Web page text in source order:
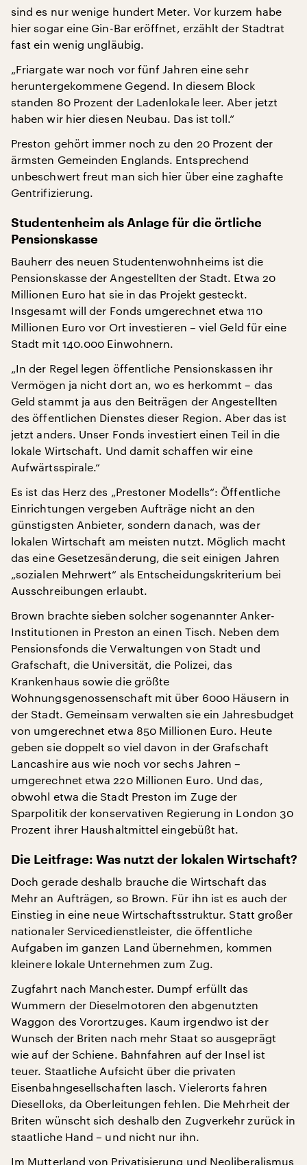
sind es nur wenige hundert Meter. Vor kurzem habe
hier sogar eine Gin-Bar eröffnet, erzählt der Stadtrat
fast ein wenig ungläubig.
„Friargate war noch vor fünf Jahren eine sehr
heruntergekommene Gegend. In diesem Block
standen 80 Prozent der Ladenlokale leer. Aber jetzt
haben wir hier diesen Neubau. Das ist toll.“
Preston gehört immer noch zu den 20 Prozent der
ärmsten Gemeinden Englands. Entsprechend
unbeschwert freut man sich hier über eine zaghafte
Gentrifizierung.
Studentenheim als Anlage für die örtliche
Pensionskasse
Bauherr des neuen Studentenwohnheims ist die
Pensionskasse der Angestellten der Stadt. Etwa 20
Millionen Euro hat sie in das Projekt gesteckt.
Insgesamt will der Fonds umgerechnet etwa 110
Millionen Euro vor Ort investieren – viel Geld für eine
Stadt mit 140.000 Einwohnern.
„In der Regel legen öffentliche Pensionskassen ihr
Vermögen ja nicht dort an, wo es herkommt – das
Geld stammt ja aus den Beiträgen der Angestellten
des öffentlichen Dienstes dieser Region. Aber das ist
jetzt anders. Unser Fonds investiert einen Teil in die
lokale Wirtschaft. Und damit schaffen wir eine
Aufwärtsspirale.“
Es ist das Herz des „Prestoner Modells“: Öffentliche
Einrichtungen vergeben Aufträge nicht an den
günstigsten Anbieter, sondern danach, was der
lokalen Wirtschaft am meisten nutzt. Möglich macht
das eine Gesetzesänderung, die seit einigen Jahren
„sozialen Mehrwert“ als Entscheidungskriterium bei
Ausschreibungen erlaubt.
Brown brachte sieben solcher sogenannter Anker-
Institutionen in Preston an einen Tisch. Neben dem
Pensionsfonds die Verwaltungen von Stadt und
Grafschaft, die Universität, die Polizei, das
Krankenhaus sowie die größte
Wohnungsgenossenschaft mit über 6000 Häusern in
der Stadt. Gemeinsam verwalten sie ein Jahresbudget
von umgerechnet etwa 850 Millionen Euro. Heute
geben sie doppelt so viel davon in der Grafschaft
Lancashire aus wie noch vor sechs Jahren –
umgerechnet etwa 220 Millionen Euro. Und das,
obwohl etwa die Stadt Preston im Zuge der
Sparpolitik der konservativen Regierung in London 30
Prozent ihrer Haushaltmittel eingebüßt hat.
Die Leitfrage: Was nutzt der lokalen Wirtschaft?
Doch gerade deshalb brauche die Wirtschaft das
Mehr an Aufträgen, so Brown. Für ihn ist es auch der
Einstieg in eine neue Wirtschaftsstruktur. Statt großer
nationaler Servicedienstleister, die öffentliche
Aufgaben im ganzen Land übernehmen, kommen
kleinere lokale Unternehmen zum Zug.
Zugfahrt nach Manchester. Dumpf erfüllt das
Wummern der Dieselmotoren den abgenutzten
Waggon des Vorortzuges. Kaum irgendwo ist der
Wunsch der Briten nach mehr Staat so ausgeprägt
wie auf der Schiene. Bahnfahren auf der Insel ist
teuer. Staatliche Aufsicht über die privaten
Eisenbahngesellschaften lasch. Vielerorts fahren
Dieselloks, da Oberleitungen fehlen. Die Mehrheit der
Briten wünscht sich deshalb den Zugverkehr zurück in
staatliche Hand – und nicht nur ihn.
Im Mutterland von Privatisierung und Neoliberalismus